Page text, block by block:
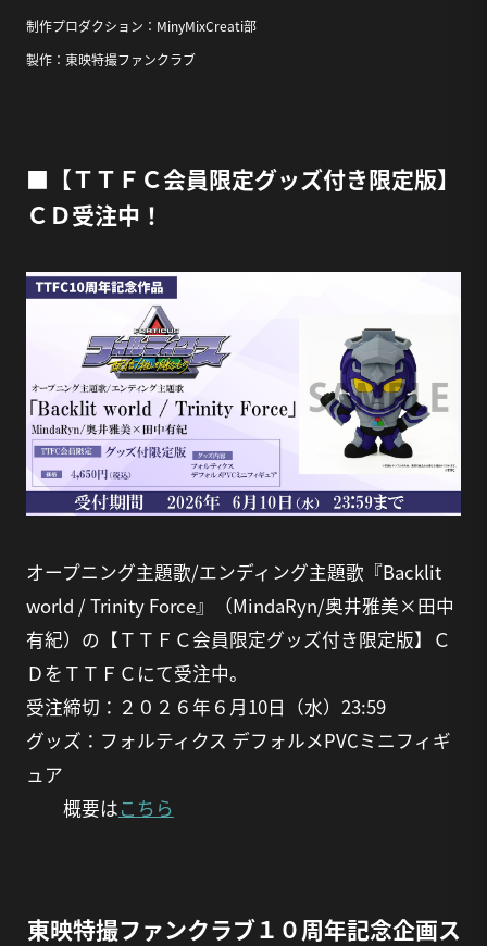
制作プロダクション：MinyMixCreati部
製作：東映特撮ファンクラブ
■【ＴＴＦＣ会員限定グッズ付き限定版】
ＣＤ受注中！
オープニング主題歌/エンディング主題歌『Backlit
world / Trinity Force』（MindaRyn/奥井雅美×田中
有紀）の【ＴＴＦＣ会員限定グッズ付き限定版】Ｃ
ＤをＴＴＦＣにて受注中。
受注締切：２０２６年６月10日（水）23:59
グッズ：フォルティクス デフォルメPVCミニフィギ
ュア
概要はこちら
東映特撮ファンクラブ１０周年記念企画ス